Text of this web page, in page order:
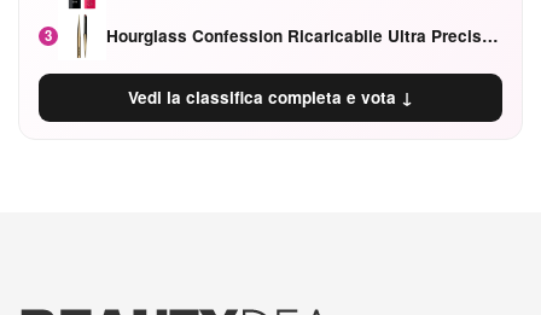
3 Hourglass Confession Ricaricabile Ultra Preciso Ad Alta Intensità Secretly Classic Red
Vedi la classifica completa e vota ↓